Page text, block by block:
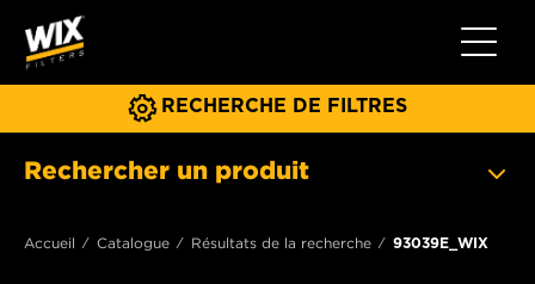
Toggle
RECHERCHE DE FILTRES
Rechercher un produit
Accueil Catalogue Résultats de la recherche 93039E_WIX